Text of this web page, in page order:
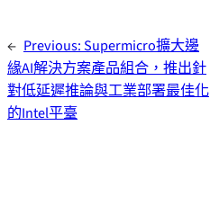
← Previous:Supermicro擴大邊
緣AI解決方案產品組合，推出針
對低延遲推論與工業部署最佳化
的Intel平臺